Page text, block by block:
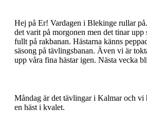
Hej på Er! Vardagen i Blekinge rullar
det varit på morgonen men det tinar
fullt på rakbanan. Hästarna känns
säsong på tävlingsbanan. Även vi är
upp våra fina hästar igen. Nästa vecka
Måndag är det tävlingar i Kalmar och vi
en häst i kvalet.